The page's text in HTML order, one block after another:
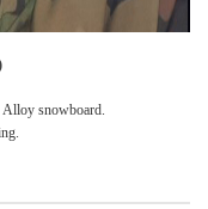
Alloy snowboard.